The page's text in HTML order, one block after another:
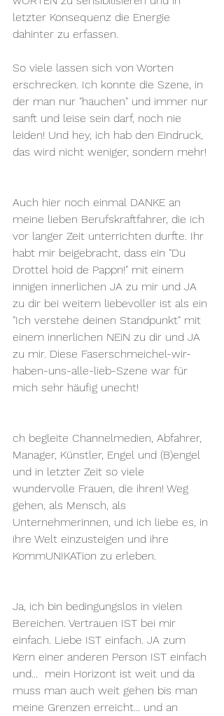
letzter Konsequenz die Energie
dahinter zu erfassen.
So viele lassen sich von Worten
erschrecken. Ich konnte die Szene, in
der man nur "hauchen" und immer nur
sanft und leise sein darf, noch nie
leiden! Und hey, ich hab den Eindruck,
das wird nicht weniger, sondern mehr!
Auch hier noch einmal DANKE an
meine lieben Berufskraftfahrer, die ich
vor langer Zeit unterrichten durfte. Ihr
habt mir beigebracht, dass ein "Du
Drottel hoid de Pappn!" mit einem
innigen innerlichen JA zu mir und JA
zu dir bei weitem liebevoller ist als ein
"Ich verstehe deinen Standpunkt" mit
einem innerlichen NEiN zu dir und JA
zu mir. Diese Faserschmeichel-wir-
haben-uns-alle-lieb-Szene war für
mich sehr häufig unecht!
ch begleite Channelmedien, Abfahrer,
Manager, Künstler, Engel und (B)engel
und in letzter Zeit so viele
wundervolle Frauen, die ihren! Weg
gehen, als Mensch, als
Unternehmerinnen, und ich liebe es, in
ihre Welt einzusteigen und ihre
KommUNIKATion zu erleben.
Ja, ich bin bedingungslos in vielen
Bereichen. Vertrauen IST bei mir
einfach. Liebe IST einfach. JA zum
Kern einer anderen Person IST einfach
und...  mein Horizont ist weit und da
muss man auch weit gehen bis man
meine Grenzen erreicht... und an